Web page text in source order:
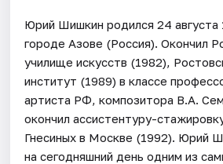
Юрий Шишкин родился 24 августа
городе Азове (Россия). Окончил
училище искусств (1982),
институт (1989) в классе
артиста РФ, композитора В.А.
окончил ассистентуру-
Гнесиных в Москве (1992). Юрий
на сегодняшний день одним из